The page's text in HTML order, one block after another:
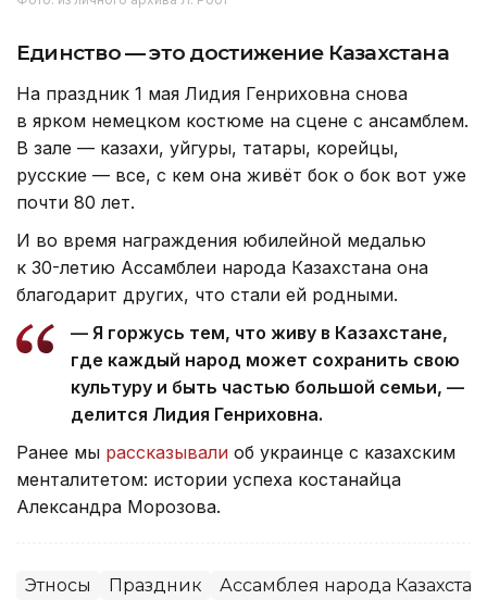
Единство — это достижение Казахстана
На праздник 1 мая Лидия Генриховна снова
в ярком немецком костюме на сцене с ансамблем.
В зале — казахи, уйгуры, татары, корейцы,
русские — все, с кем она живёт бок о бок вот уже
почти 80 лет.
И во время награждения юбилейной медалью
к 30-летию Ассамблеи народа Казахстана она
благодарит других, что стали ей родными.
— Я горжусь тем, что живу в Казахстане,
где каждый народ может сохранить свою
культуру и быть частью большой семьи, —
делится Лидия Генриховна.
Ранее мы рассказывали об украинце с казахским
менталитетом: истории успеха костанайца
Александра Морозова.
Этносы Праздник Ассамблея народа